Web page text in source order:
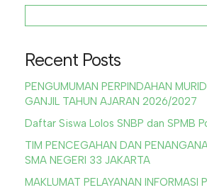
Recent Posts
PENGUMUMAN PERPINDAHAN
GANJIL TAHUN AJARAN 2026/2027
Daftar Siswa Lolos SNBP dan SPMB
TIM PENCEGAHAN DAN
SMA NEGERI 33 JAKARTA
MAKLUMAT PELAYANAN INFORMASI